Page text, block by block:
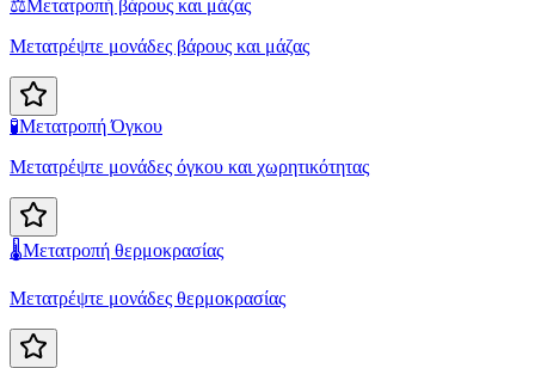
⚖️Μετατροπή βάρους και μάζας
Μετατρέψτε μονάδες βάρους και μάζας
🧪Μετατροπή Όγκου
Μετατρέψτε μονάδες όγκου και χωρητικότητας
🌡️Μετατροπή θερμοκρασίας
Μετατρέψτε μονάδες θερμοκρασίας